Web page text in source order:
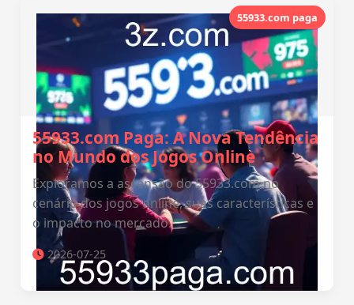
55933.com paga
55933.com Paga: A Nova Tendência
no Mundo dos Jogos Online
Exploramos a ascensão do 55933.com no
cenário dos jogos online, suas características e
o impacto no mercado.
2026-07-25